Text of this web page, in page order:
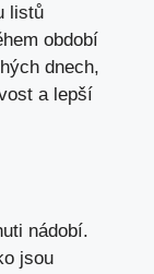
listů
období
dnech,
a lepší
nádobí.
jsou